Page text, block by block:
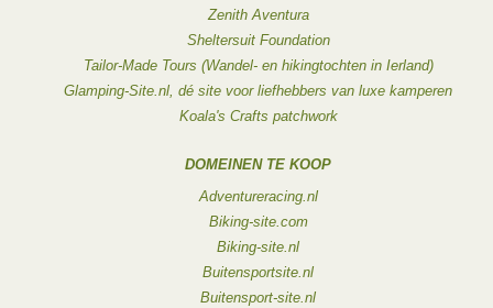
Zenith Aventura
Sheltersuit Foundation
Tailor-Made Tours (Wandel- en hikingtochten in Ierland)
Glamping-Site.nl, dé site voor liefhebbers van luxe kamperen
Koala's Crafts patchwork
DOMEINEN TE KOOP
Adventureracing.nl
Biking-site.com
Biking-site.nl
Buitensportsite.nl
Buitensport-site.nl